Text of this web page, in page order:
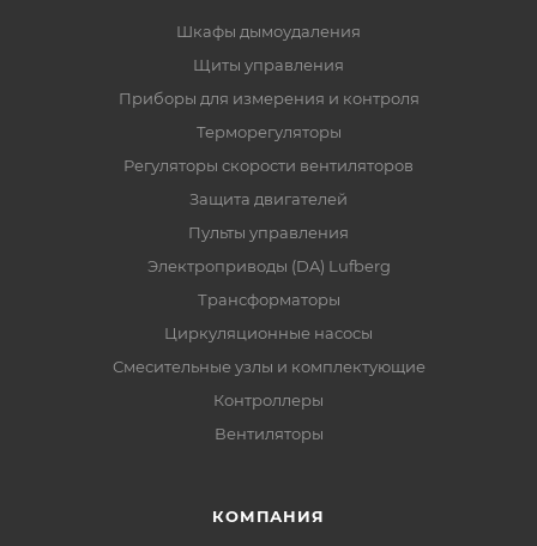
Шкафы дымоудаления
Щиты управления
Приборы для измерения и контроля
Терморегуляторы
Регуляторы скорости вентиляторов
Защита двигателей
Пульты управления
Электроприводы (DA) Lufberg
Трансформаторы
Циркуляционные насосы
Смесительные узлы и комплектующие
Контроллеры
Вентиляторы
КОМПАНИЯ